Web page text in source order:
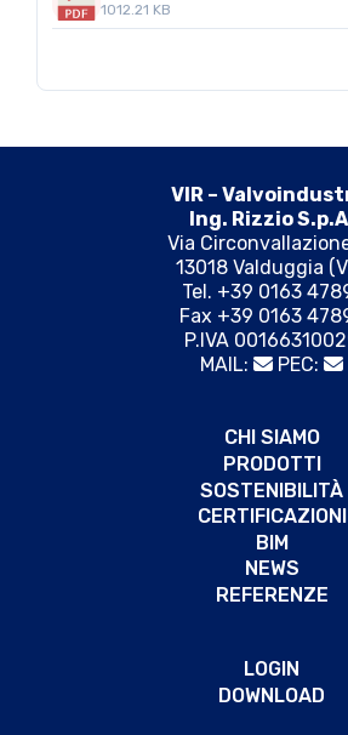
1012.21 KB
VIR –
Ing. Rizzio
Via
13018 Valduggia
Tel. +39 0163
Fax +39 0163
P.IVA
MAIL:
PEC:
CHI SIAMO
PRODOTTI
SOSTENIBILITÀ
CERTIFICAZIONI
BIM
NEWS
REFERENZE
LOGIN
DOWNLOAD